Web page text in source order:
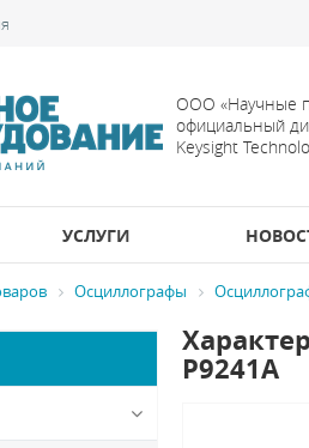
ООО «Научные
официальный
Keysight
УСЛУГИ
Осциллографы
P9241A